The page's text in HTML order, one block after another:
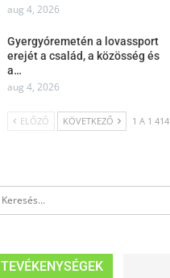
aug 4, 2026
Gyergyóremetén a lovassport
erejét a család, a közösség és
a…
aug 4, 2026
ELŐZŐ KÖVETKEZŐ 1 A 1 414
TEVÉKENYSÉGEK